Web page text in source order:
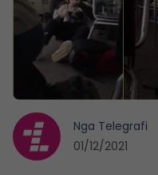
Nga Telegrafi
01/12/2021